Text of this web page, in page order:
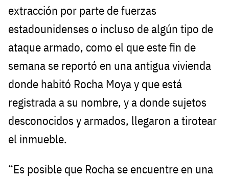
extracción por parte de fuerzas
estadounidenses o incluso de algún tipo de
ataque armado, como el que este fin de
semana se reportó en una antigua vivienda
donde habitó Rocha Moya y que está
registrada a su nombre, y a donde sujetos
desconocidos y armados, llegaron a tirotear
el inmueble.
“Es posible que Rocha se encuentre en una